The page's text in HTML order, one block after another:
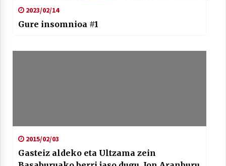
2023/02/14
Gure insomnioa #1
2015/02/03
Gasteiz aldeko eta Ultzama zein